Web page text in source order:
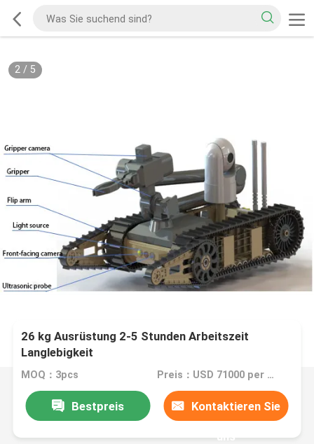
2/ 5
26 kg Ausrüstung 2-5 Stunden Arbeitszeit
Langlebigkeit
MOQ：3pcs Preis：USD 71000 per pcs
Bestpreis Kontaktieren Sie
uns